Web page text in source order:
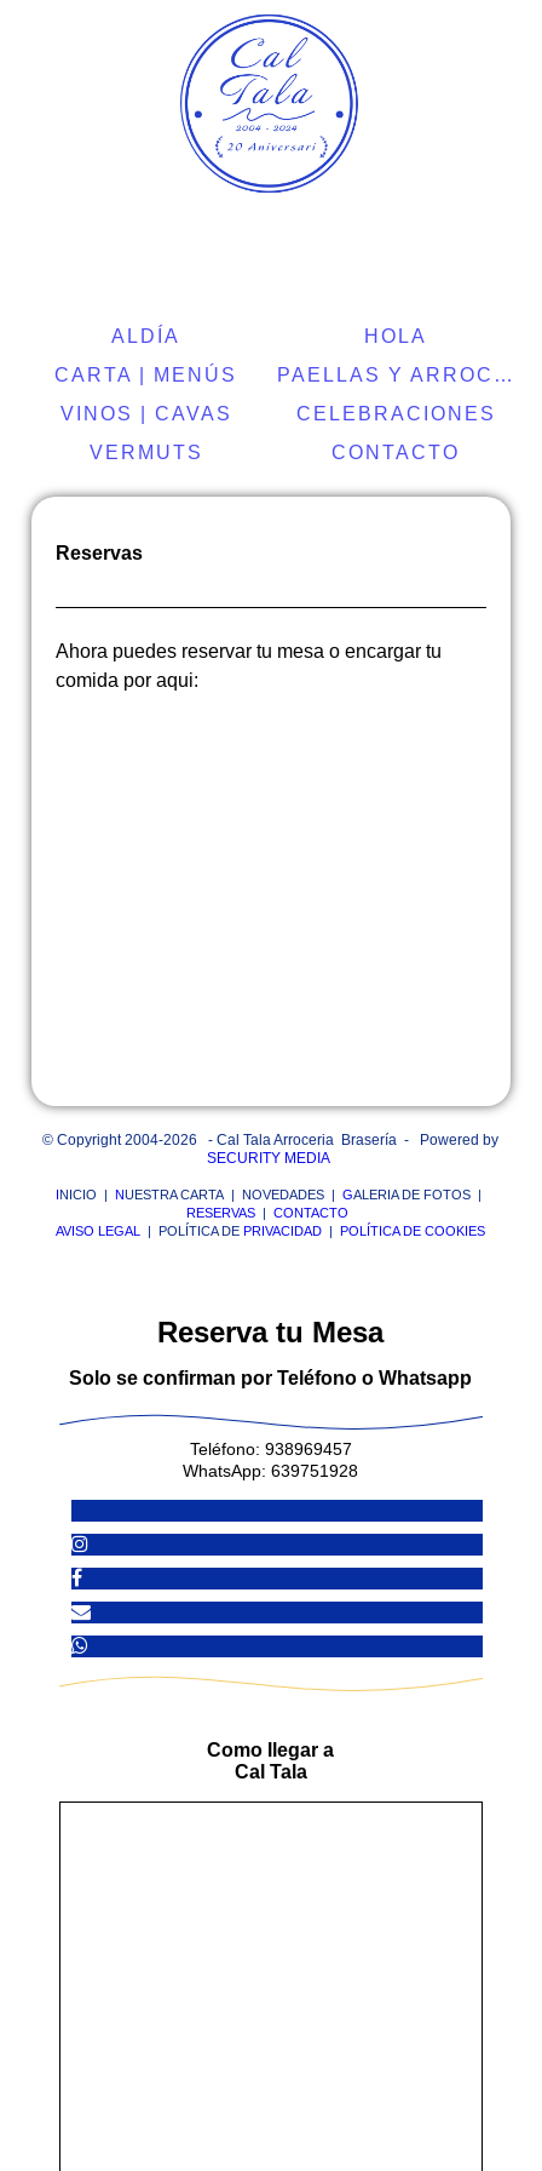
ALDÍA
HOLA
CARTA | MENÚS
PAELLAS Y ARROCES
VINOS | CAVAS
CELEBRACIONES
VERMUTS
CONTACTO
Reservas
Ahora puedes reservar tu mesa o encargar tu
comida por aqui:
© Copyright 2004-2026 - Cal Tala Arroceria Brasería - Powered by
SECURITY MEDIA
NICIO | NUESTRA CARTA | NOVEDADES | GALERIA DE FOTOS |
RESERVAS| CONTACTO
AVISO LEGAL
| POLÍTICA DE PRIVACIDAD POLÍTICA DE COOKIES
Reserva tu Mesa
Solo se confirman por Teléfono o Whatsapp
Teléfono: 938969457
WhatsApp: 639751928
Como llegar a
Cal Tala